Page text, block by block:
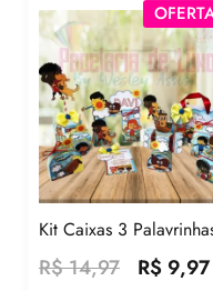
Kit Caixas 3
R$14,97 R$ 9,97